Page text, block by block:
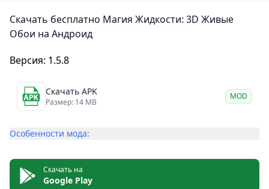
удивительных частиц, которые будут переливаться
волшебным сиянием.
Вы сможете выбрать обои, которые подойдут
творческую натуру и создайте уникальные обои!
Настраивайте цветовые схемы, скорость потока и
Вдохновляйтесь образами галактик, огня, дыма или
особенным. Играйте с интерактивными потоками
Скачать бесплатно Магия Жидкости: 3D Живые
Обои на Андроид
Версия: 1.5.8
Скачать APK
Размер: 14 MB
MOD
Особенности мода:
Скачать на
Google Play